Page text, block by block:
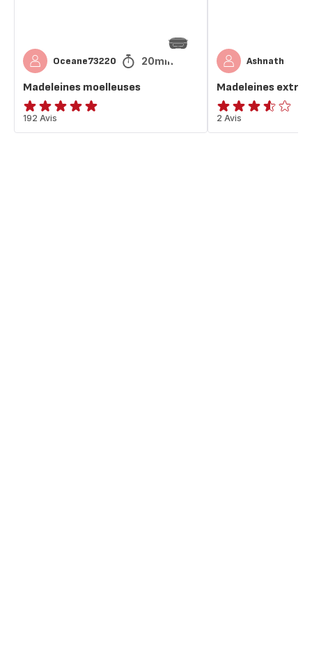
Oceane73220 20min
Madeleines moelleuses
ratings.4.9
192 Avis
Ashnath
Madeleines extra
ratings.3.5
2 Avis